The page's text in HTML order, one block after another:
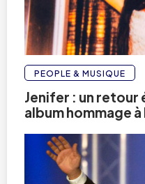
PEOPLE & MUSIQUE
Jenifer : un retour
album hommage à